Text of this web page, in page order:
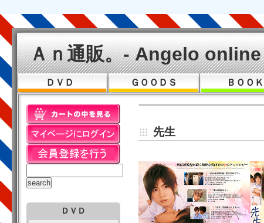
Ａｎ通販。- Angelo
ＤＶＤ ＧＯＯＤＳ ＢＯＯＫ
ＤＶＤ
先生